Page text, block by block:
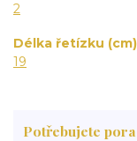
2
Délka řetízku (cm)
19
Potřebujete